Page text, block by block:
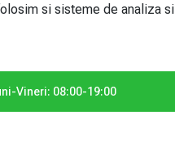
si sisteme de analiza si
Vineri: 08:00-19:00